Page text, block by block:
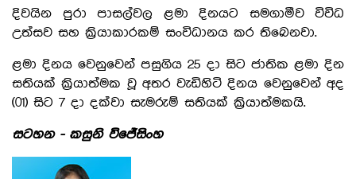
දිවයින පුරා පාසල්වල ළමා දිනයට සමගාමීව විවිධ
උත්සව සහ ක්‍රියාකාරකම් සංවිධානය කර තිබෙනවා.
ළමා දිනය වෙනුවෙන් පසුගිය 25 දා සිට ජාතික ළමා දින
සතියක් ක්‍රියාත්මක වූ අතර වැඩිහිටි දිනය වෙනුවෙන් අද
(01) සිට 7 දා දක්වා සැමරුම් සතියක් ක්‍රියාත්මකයි.
සටහන - කසුනි විජේසිංහ